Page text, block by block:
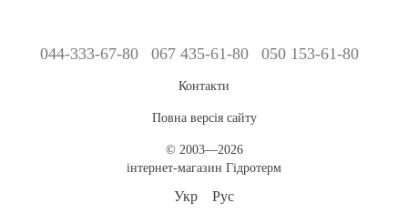
044-333-67-80 067 435-61-80 050 153-61-80
Контакти
Повна версія сайту
© 2003—2026
інтернет-магазин Гідротерм
Укр Рус